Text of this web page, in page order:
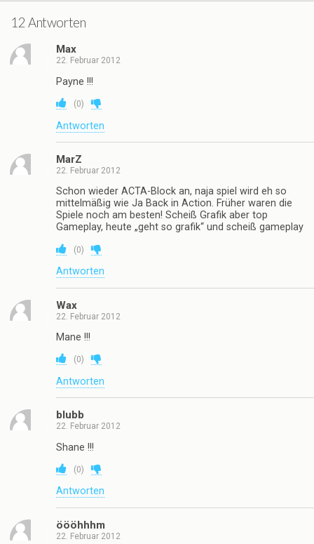
12 Antworten
Max
22. Februar 2012
Payne !!!
(0)
Antworten
MarZ
22. Februar 2012
Schon wieder ACTA-Block an, naja spiel wird eh so
mittelmäßig wie Ja Back in Action. Früher waren die
Spiele noch am besten! Scheiß Grafik aber top
Gameplay, heute „geht so grafik“ und scheiß gameplay
(0)
Antworten
Wax
22. Februar 2012
Mane !!!
(0)
Antworten
blubb
22. Februar 2012
Shane !!!
(0)
Antworten
öööhhhm
22. Februar 2012